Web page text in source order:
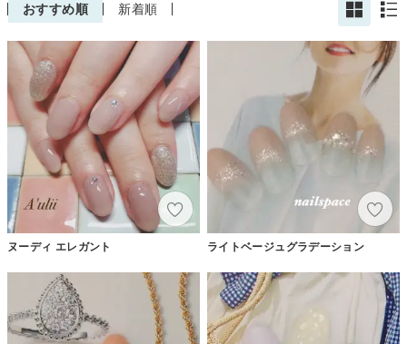
おすすめ順 新着順
ヌーディ エレガント ライトベージュグラデーション